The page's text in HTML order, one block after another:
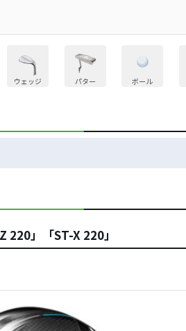
ウェッジ パター ボール
」「ST-X 220」